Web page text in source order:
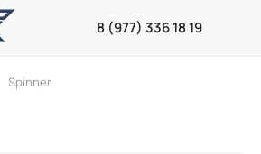
8 (977) 336 18 19
Spinner